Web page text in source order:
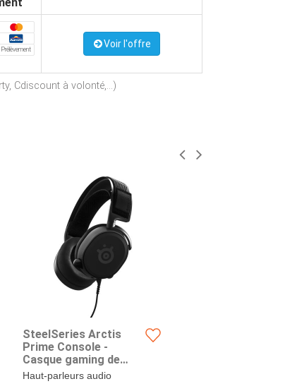
Prélèvement
Voir l'offre
Cdiscount à volonté,...)
SteelSeries Arctis
Prime Console -
Casque gaming de
compétition - Haut-
parleurs audio haute
Haut-parleurs audio